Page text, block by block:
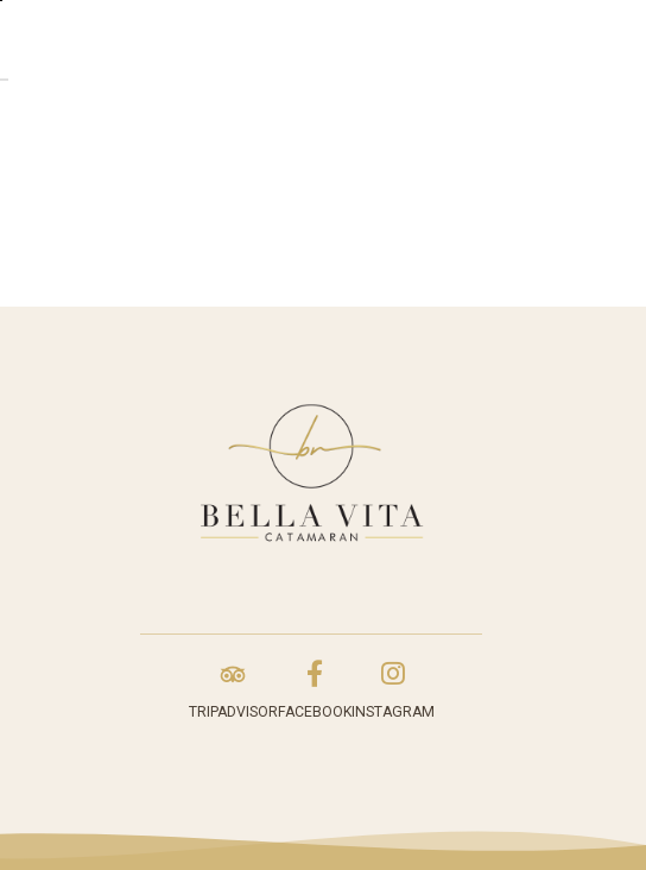
TRIPADVISORFACEBOOKINSTAGRAM